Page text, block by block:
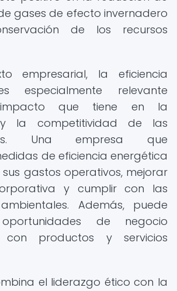
gases de efecto invernadero
de los recursos
empresarial, la eficiencia
especialmente relevante
que tiene en la
y la competitividad de las
Una empresa que
de eficiencia energética
gastos operativos, mejorar
y cumplir con las
Además, puede
de negocio
con productos y servicios
el liderazgo ético con la